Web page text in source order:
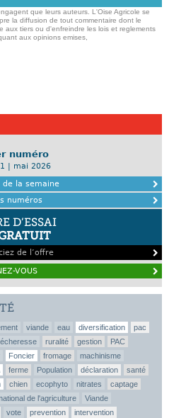
que leurs auteurs. L'Oise Agricole se
la diffusion de tout commentaire dont le
aux tiers ou d'enfreindre les lois et reglements
aux opinions emises,
numéro
| mai 2026
de la semaine
numéros
D’ESSAI
de l’offre
VOUS
viande eau diversification
pac
ruralité gestion
PAC
Foncier fromage
machinisme
ferme Population déclaration
santé
chien ecophyto nitrates
captage
de l'agriculture
Viande
vote prevention intervention